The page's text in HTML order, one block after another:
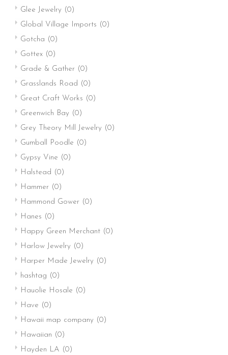
Glee Jewelry (0)
Global Village Imports (0)
Gotcha (0)
Gottex (0)
Grade & Gather (0)
Grasslands Road (0)
Great Craft Works (0)
Greenwich Bay (0)
Grey Theory Mill Jewelry (0)
Gumball Poodle (0)
Gypsy Vine (0)
Halstead (0)
Hammer (0)
Hammond Gower (0)
Hanes (0)
Happy Green Merchant (0)
Harlow Jewelry (0)
Harper Made Jewelry (0)
hashtag (0)
Hauolie Hosale (0)
Have (0)
Hawaii map company (0)
Hawaiian (0)
Hayden LA (0)